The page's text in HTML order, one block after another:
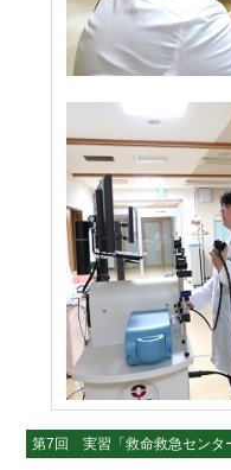
第7回 実習「救命救急センタ